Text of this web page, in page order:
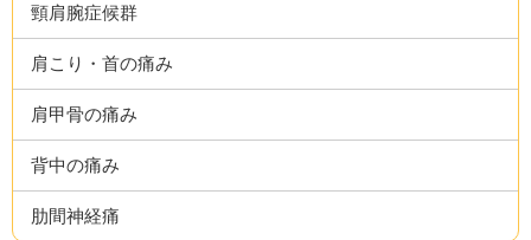
頸肩腕症候群
肩こり・首の痛み
肩甲骨の痛み
背中の痛み
肋間神経痛